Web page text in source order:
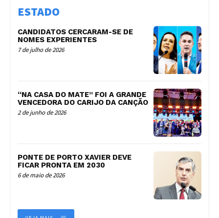
ESTADO
CANDIDATOS CERCARAM-SE DE
NOMES EXPERIENTES
7 de julho de 2026
“NA CASA DO MATE” FOI A GRANDE
VENCEDORA DO CARIJO DA CANÇÃO
2 de junho de 2026
PONTE DE PORTO XAVIER DEVE
FICAR PRONTA EM 2030
6 de maio de 2026